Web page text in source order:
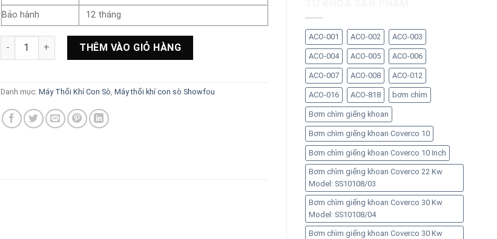
ACO-001 ACO-002 ACO-003
ACO-004 ACO-005 ACO-006
ACO-007 ACO-008 ACO-012
ACO-016 ACO-818 bơm chìm
Bơm chìm giếng khoan
Bơm chìm giếng khoan Coverco 10
Bơm chìm giếng khoan Coverco 10 Inch
Bơm chìm giếng khoan Coverco 22 Kw
Model: SS10108/03
Bơm chìm giếng khoan Coverco 30 Kw
Model: SS10108/04
Bơm chìm giếng khoan Coverco 30 Kw
Bảo hành
12 tháng
Máy thổi khí con sò ShowFou Đài Loan Model: GB-1100S 1100W số lượng
THÊM VÀO GIỎ HÀNG
Danh mục: Máy Thổi Khí Con Sò Máy thổi khí con sò Showfou